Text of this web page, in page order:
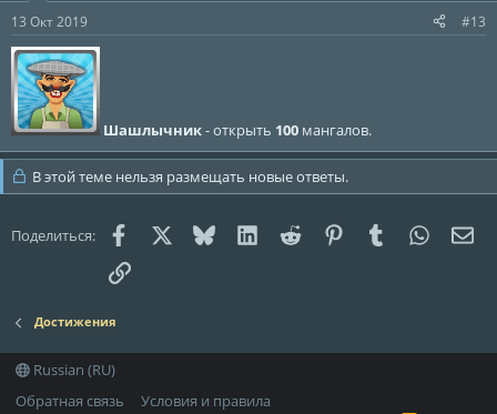
:
13 Окт 2019 #13
Шашлычник- открыть 100 мангалов.
В этой теме нельзя размещать новые ответы.
Поделиться: FacebookX (Twitter)
Bluesky LinkedInReddit PinterestTumblr
Ссылка
Достижения
Russian (RU)
Обратная связь
Условия и правила